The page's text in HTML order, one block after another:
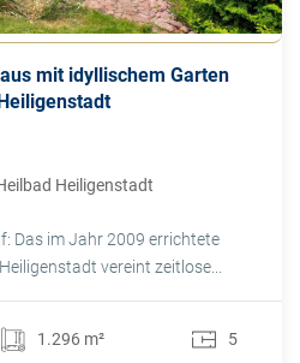
mit idyllischem Garten
Heiligenstadt
Das im Jahr 2009 errichtete
vereint zeitlose...
1.296 m² 5